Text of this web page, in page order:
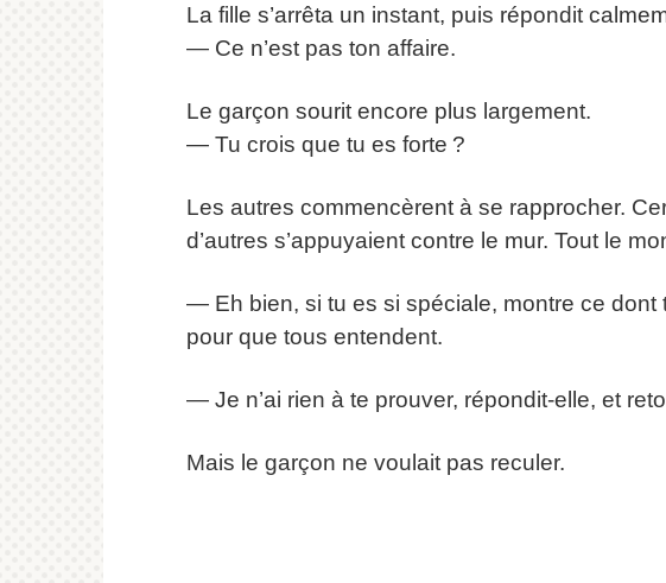
La fille s’arrêta un instant, puis répondit
— Ce n’est pas ton affaire.
Le garçon sourit encore plus largement.
— Tu crois que tu es forte ?
Les autres commencèrent à se rapprocher.
d’autres s’appuyaient contre le mur. Tout le
— Eh bien, si tu es si spéciale, montre ce dont
pour que tous entendent.
— Je n’ai rien à te prouver, répondit-elle, et
Mais le garçon ne voulait pas reculer.